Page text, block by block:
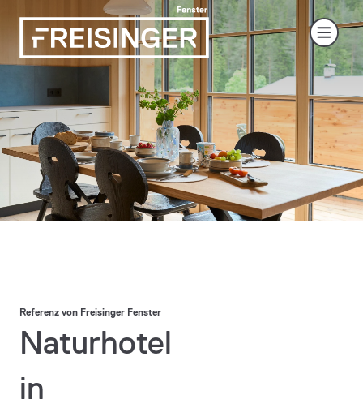
Naturhotel
in
Referenz von Freisinger Fenster